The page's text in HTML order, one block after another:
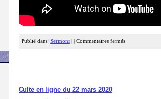
Publié dans: Sermons Commentaires fermés
Culte en ligne du 22 mars 2020